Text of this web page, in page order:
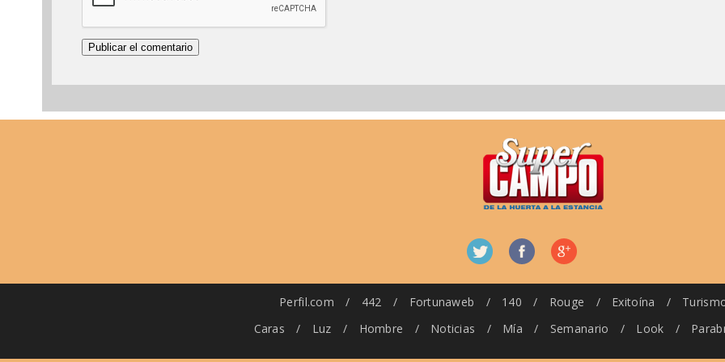
Perfil.com / 442 / Fortunaweb / 140 / Rouge / Exitoína /
Caras
/ Luz / Hombre / Noticias / Mía / Semanario / Look /